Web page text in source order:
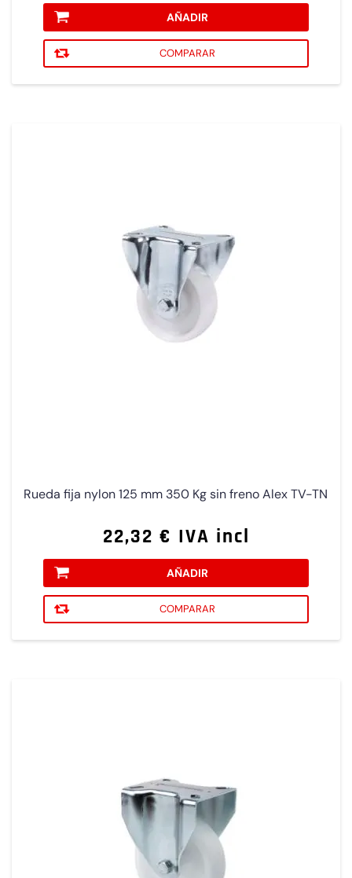
AÑADIR
COMPARAR
Rueda fija nylon 125 mm 350 Kg sin freno Alex TV-TN
22,32 € IVA incl
AÑADIR
COMPARAR